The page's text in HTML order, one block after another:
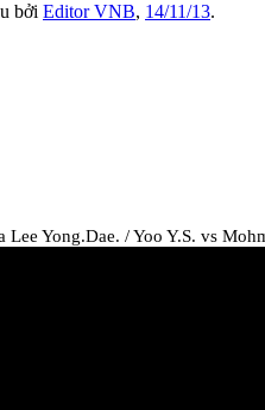
bởi Editor VNB, 14/11/13.
Yong.Dae. / Yoo Y.S. vs